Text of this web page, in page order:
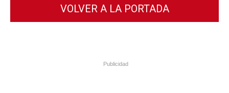
VOLVER A LA PORTADA
Publicidad